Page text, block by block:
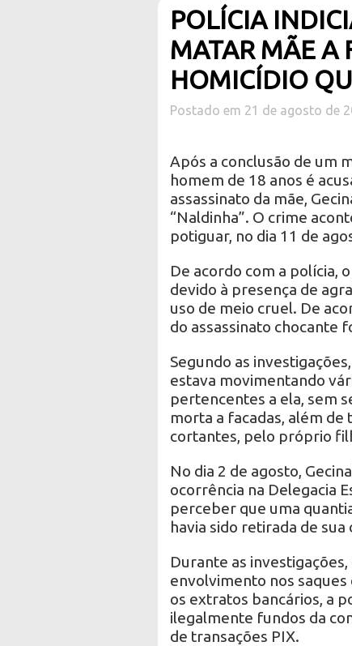
POLÍCIA
MATAR MÃE A
HOMICÍDIO
Postado em 21 de agosto de
Após a conclusão de um
homem de 18 anos é
assassinato da mãe,
“Naldinha”. O crime
potiguar, no dia 11 de
De acordo com a polícia,
devido à presença de
uso de meio cruel. De
do assassinato chocante
Segundo as
estava movimentando
pertencentes a ela, sem
morta a facadas, além
cortantes, pelo próprio
No dia 2 de agosto,
ocorrência na Delegacia
perceber que uma
havia sido retirada de
Durante as
envolvimento nos saques
os extratos bancários, a
ilegalmente fundos da
de transações PIX.